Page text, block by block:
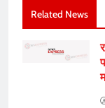
Related News